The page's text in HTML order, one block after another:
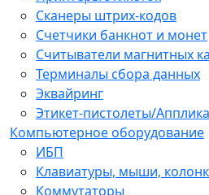
Сканеры штрих-кодов
Счетчики банкнот и монет
Считыватели магнитных
Терминалы сбора данных
Эквайринг
Этикет-пистолеты/
Компьютерное оборудование
ИБП
Клавиатуры, мыши,
Коммутаторы